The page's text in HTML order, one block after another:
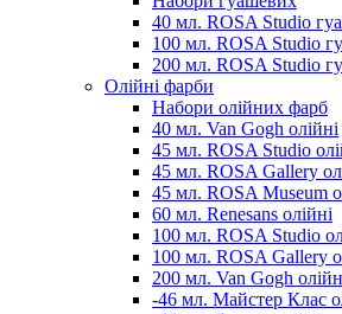
40 мл. ROSA Studio
100 мл. ROSA Studio
200 мл. ROSA Studio
Олійні фарби
Набори олійних фарб
40 мл. Van Gogh олійні
45 мл. ROSA Studio
45 мл. ROSA Gallery
45 мл. ROSA Museum
60 мл. Renesans олійні
100 мл. ROSA Studio
100 мл. ROSA Gallery
200 мл. Van Gogh
-46 мл. Майстер Клас